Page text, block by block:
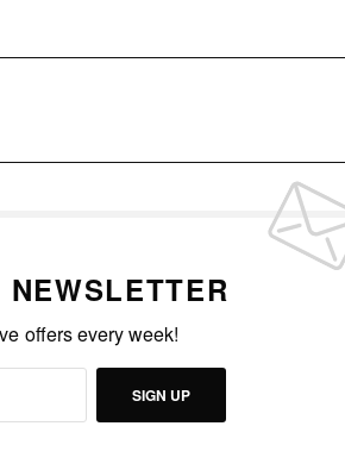
offers every week!
SIGN UP